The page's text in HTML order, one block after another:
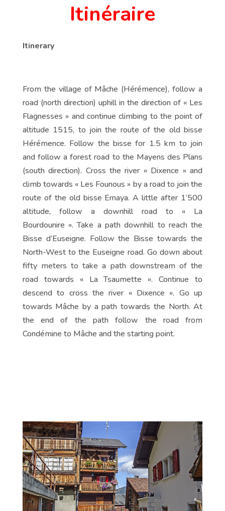
Itinéraire
Itinerary
From the village of Mâche (Hérémence), follow a
road (north direction) uphill in the direction of « Les
Flagnesses » and continue climbing to the point of
altitude 1515, to join the route of the old bisse
Hérémence. Follow the bisse for 1.5 km to join
and follow a forest road to the Mayens des Plans
(south direction). Cross the river « Dixence » and
climb towards « Les Founous » by a road to join the
route of the old bisse Ernaya. A little after 1’500
altitude, follow a downhill road to « La
Bourdounire ». Take a path downhill to reach the
Bisse d’Euseigne. Follow the Bisse towards the
North-West to the Euseigne road. Go down about
fifty meters to take a path downstream of the
road towards « La Tsaumette ». Continue to
descend to cross the river « Dixence ». Go up
towards Mâche by a path towards the North. At
the end of the path follow the road from
Condémine to Mâche and the starting point.